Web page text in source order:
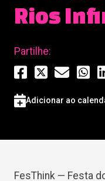
Rios
Partilhe:
Adicionar ao
FesThink — Festa